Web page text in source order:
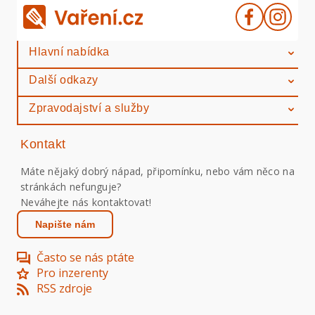
Hlavní nabídka
Další odkazy
Zpravodajství a služby
Kontakt
Máte nějaký dobrý nápad, připomínku, nebo vám něco na
stránkách nefunguje?
Neváhejte nás kontaktovat!
Napište nám
Často se nás ptáte
Pro inzerenty
RSS zdroje